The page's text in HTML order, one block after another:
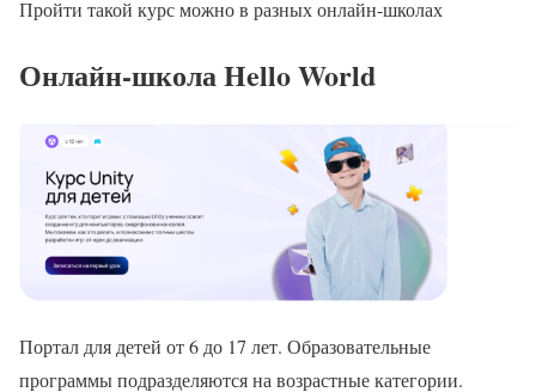
Пройти такой курс можно в разных онлайн-школах
Онлайн-школа Hello World
Портал для детей от 6 до 17 лет. Образовательные
программы подразделяются на возрастные категории.